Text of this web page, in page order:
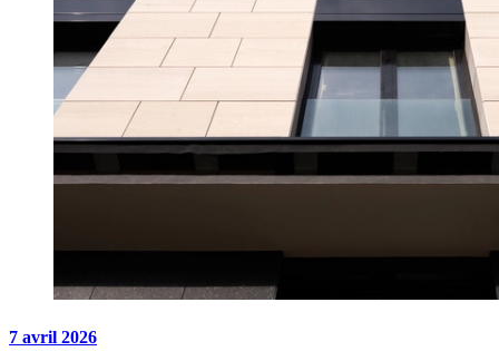
7 avril 2026